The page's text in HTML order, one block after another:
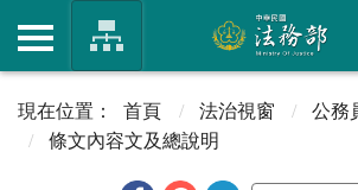
首頁 法治視窗
公務
條文內容文及總說明